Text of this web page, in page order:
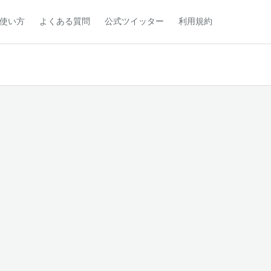
使い方 よくある質問 公式ツイッター 利用規約